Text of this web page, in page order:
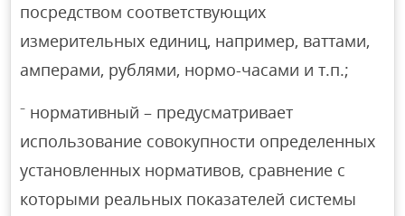
посредством соответствующих
измерительных единиц, например, ваттами,
амперами, рублями, нормо-часами и т.п.;
⁻ нормативный – предусматривает
использование совокупности определенных
установленных нормативов, сравнение с
которыми реальных показателей системы